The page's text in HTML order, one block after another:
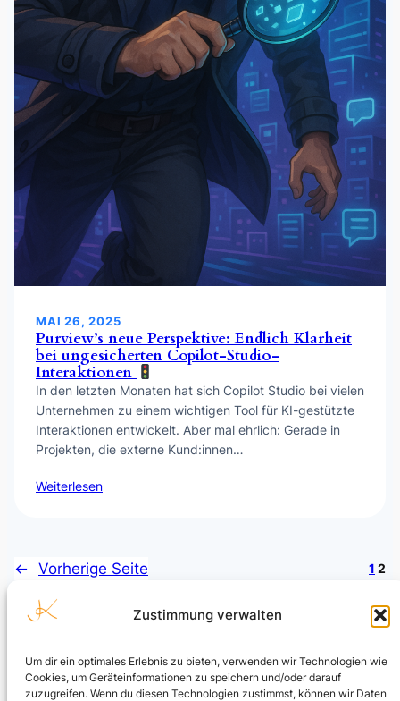
Zustimmung verwalten
Um dir ein optimales Erlebnis zu bieten, verwenden wir Technologien wie
Cookies, um Geräteinformationen zu speichern und/oder darauf
zuzugreifen. Wenn du diesen Technologien zustimmst, können wir Daten
MAI 26, 2025
Purview’s neue Perspektive: Endlich Klarheit
bei ungesicherten Copilot-Studio-
Interaktionen
In den letzten Monaten hat sich Copilot Studio bei vielen
Unternehmen zu einem wichtigen Tool für KI-gestützte
Interaktionen entwickelt. Aber mal ehrlich: Gerade in
Projekten, die externe Kund:innen…
Weiterlesen
← Vorherige Seite 1 2
Julian Kusenberg